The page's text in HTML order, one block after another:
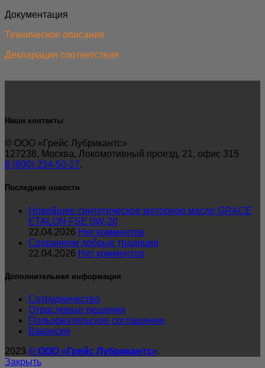
Документация
Техническое описание
Декларация соответствия
Наши контакты
© ООО «Грейс Лубрикантс»
127238, Москва, Локомотивный проезд, 21, офис 315
8 (800) 234-50-17.
Последние новости
Новейшее синтетическое моторное масло GRACE
ETALON FSE 0W-20
22.04.2026 Нет комментов
Сохраняем добрые традиции
22.04.2026 Нет комментов
Дополнительная информация
Сотрудничество
Отраслевые решения
Пользовательское соглашение
Вакансии
2023 © ООО «Грейс Лубрикантс».
Закрыть